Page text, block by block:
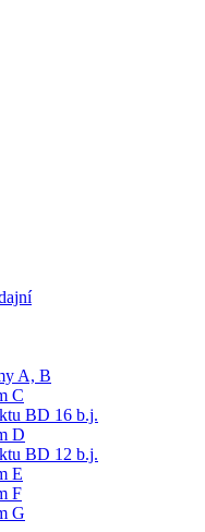
A, B
C
BD 16 b.j.
D
BD 12 b.j.
E
F
G